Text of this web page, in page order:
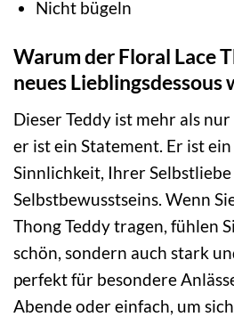
Nicht bügeln
Warum der Floral Lace
neues Lieblingsdessous
Dieser Teddy ist mehr als
er ist ein Statement. Er ist
Sinnlichkeit, Ihrer
Selbstbewusstseins. Wenn
Thong Teddy tragen, fühlen
schön, sondern auch stark
perfekt für besondere
Abende oder einfach, um